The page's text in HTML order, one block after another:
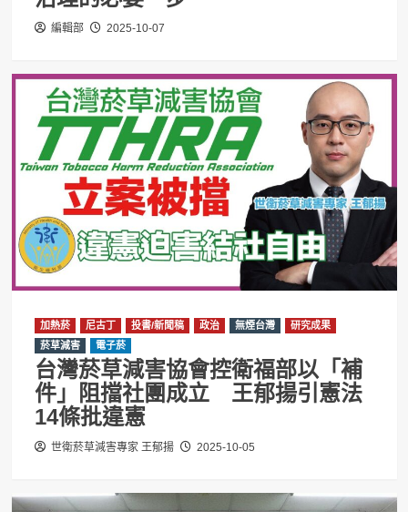
編輯部 2025-10-07
加熱菸 尼古丁 投書/新聞稿 政治 無煙台灣
研究成果
菸草減害
電子菸
台灣菸草減害協會控衛福部以「補
件」阻擋社團成立 王郁揚引憲法
14條批違憲
世衛菸草減害專家 王郁揚 2025-10-05